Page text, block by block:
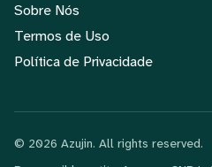
Sobre Nós
Termos de Uso
Política de Privacidade
© 2026 Azujin. All rights reserved.